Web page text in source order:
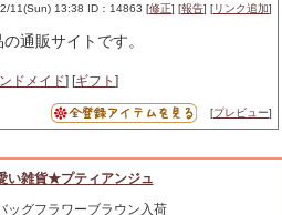
11(Sun) 13:38 ID：14863 [修正] [報告] [リンク追加]
通販サイトです。
ドメイド] [ギフト ]
[プレビュー]
い雑貨★プティアンジュ
ッグフラワーブラウン入荷